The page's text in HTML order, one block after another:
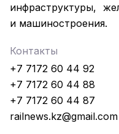
инфраструктуры,
и машиностроения.
Контакты
+7 7172 60 44 92
+7 7172 60 44 88
+7 7172 60 44 87
railnews.kz@gmail.com